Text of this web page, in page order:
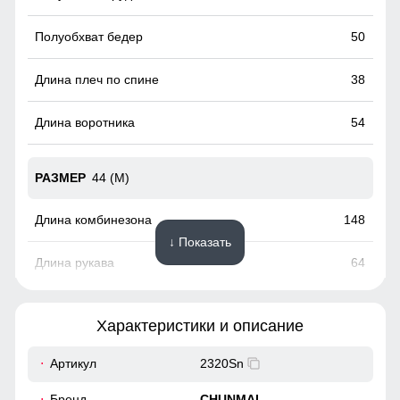
Прорезные карманы служат местом хранения различных
50
38
54
44 (M)
148
64
↓ Показать
Характеристики и описание
Артикул 2320Sn